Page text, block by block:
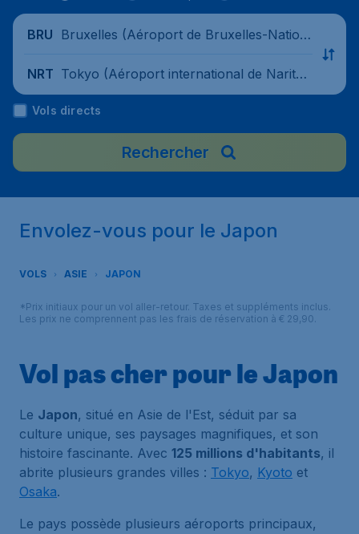
BRU Bruxelles (Aéroport de Bruxelles-Nation
NRT Tokyo (Aéroport international de Narita),
Japon
Vols directs
Rechercher
Envolez-vous pour le Japon
VOLS ASIE JAPON
*Prix initiaux pour un vol aller-retour. Taxes et suppléments inclus.
Les prix ne comprennent pas les frais de réservation à € 29,90.
Vol pas cher pour le Japon
Le Japon, situé en Asie de l'Est, séduit par sa
culture unique, ses paysages magnifiques, et son
histoire fascinante. Avec 125 millions d'habitants, il
abrite plusieurs grandes villes : Tokyo, Kyoto et
Osaka.
Le pays possède plusieurs aéroports principaux,